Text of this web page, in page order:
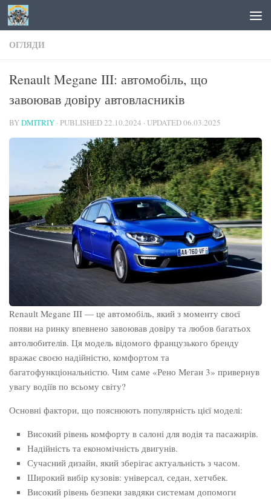
Skip to content
ОГЛЯДИ
Renault Megane III: автомобіль, що
завоював довіру автовласників
BYDMITRIY · PUBLISHED22.10.2024 · UPDATED06.03.2025
Renault Megane III — це автомобіль, який з моменту своєї
появи на ринку впевнено завоював довіру та любов багатьох
автолюбителів. Ця модель відомого французького бренду
вражає своєю надійністю, комфортом та
багатофункціональністю. Чим саме «Рено Меган 3» привернув
увагу водіїв по всьому світу?
Основні фактори, що пояснюють популярність цієї моделі:
Високий рівень комфорту в салоні для водія та пасажирів.
Надійність та економічність двигунів.
Сучасний дизайн, який зберігає актуальність з часом.
Широкий вибір кузовів: універсал, седан, хетчбек.
Високий рівень безпеки завдяки системам допомоги